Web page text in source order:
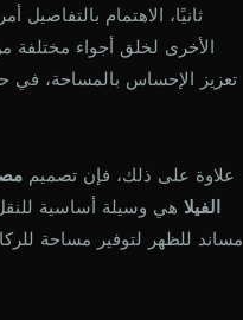
ثانيًا، الاهتمام
الأخرى لخلق أجواء مختلفة
تعزيز الإحساس بالمساحة، في
علاوة على ذلك، فإن تصميم
الفيلا هي وسيلة أساسية
مساند للظهر لتوفير مساحة